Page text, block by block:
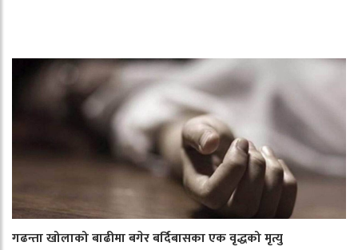
गढन्ता खोलाको बाढीमा बगेर बर्दिबासका एक वृद्धको मृत्यु